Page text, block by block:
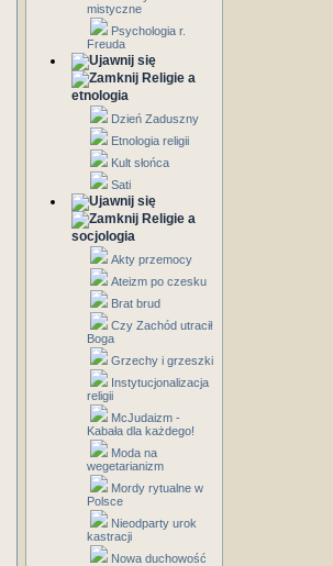
mistyczne
Psychologia r.
Freuda
Religie a
etnologia
Dzień Zaduszny
Etnologia religii
Kult słońca
Sati
Religie a
socjologia
Akty przemocy
Ateizm po czesku
Brat brud
Czy Zachód utracił
Boga
Grzechy i grzeszki
Instytucjonalizacja
religii
McJudaizm -
Kabała dla każdego!
Moda na
wegetarianizm
Mordy rytualne w
Polsce
Nieodparty urok
kastracji
Nowa duchowość